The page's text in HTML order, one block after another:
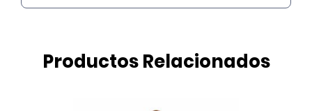
Productos Relacionados